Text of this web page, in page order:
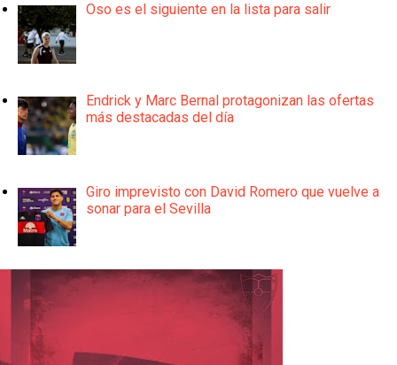
Oso es el siguiente en la lista para salir
Endrick y Marc Bernal protagonizan las ofertas
más destacadas del día
Giro imprevisto con David Romero que vuelve a
sonar para el Sevilla